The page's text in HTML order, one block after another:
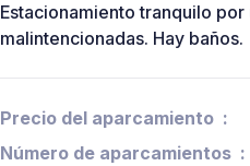
Estacionamiento tranquilo
malintencionadas. Hay baños.
Precio del aparcamiento
Número de aparcamientos